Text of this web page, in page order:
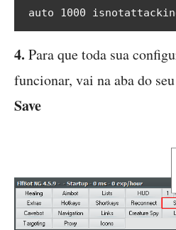
auto 1000
4. Para que toda sua
funcionar, vai na aba do
Save